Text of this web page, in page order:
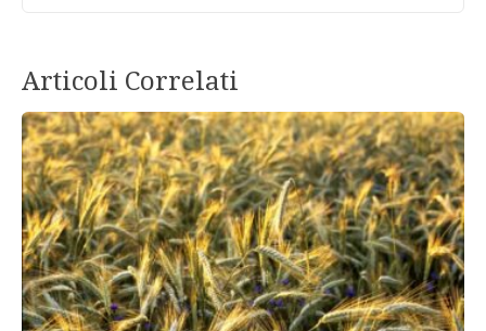
Articoli Correlati